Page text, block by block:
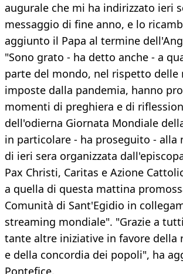
augurale che mi ha indirizzato ieri
messaggio di fine anno, e lo
aggiunto il Papa al termine
"Sono grato - ha detto anche - a
parte del mondo, nel rispetto delle
imposte dalla pandemia, hanno
momenti di preghiera e di
dell'odierna Giornata Mondiale
in particolare - ha proseguito - alla
di ieri sera organizzata
Pax Christi, Caritas e Azione
a quella di questa mattina
Comunità di Sant'Egidio in
streaming mondiale". "Grazie a
tante altre iniziative in favore della
e della concordia dei popoli", ha
Pontefice.